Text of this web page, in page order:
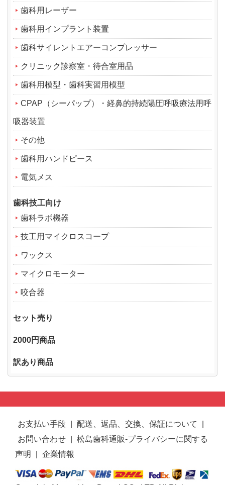
歯科用レーザー
歯科用インプラント装置
歯科サイレントエアーコンプレッサー
クリニック診察室・待合室用品
歯科用模型・歯科実習用模型
CPAP（シーパップ）・経鼻的持続陽圧呼吸療法用呼
吸器装置
その他
歯科用ハンドピース
電気メス
歯科技工向け
歯科ラボ機器
技工用マイクロスコープ
ワックス
マイクロモーター
咬合器
セット売り
2000円商品
訳あり商品
お支払い手段 配送、返品、交換、保証について
お問い合わせ
松島歯科通販-プライバシーに関する
声明
企業情報